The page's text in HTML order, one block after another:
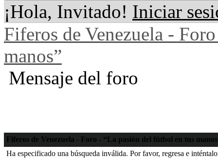
¡Hola, Invitado! Iniciar
Fiferos de Venezuela -
manos”
Mensaje del foro
Fiferos de Venezuela - Foro - “La pasión del fútbol en tus
Ha especificado una búsqueda inválida. Por favor, regresa e